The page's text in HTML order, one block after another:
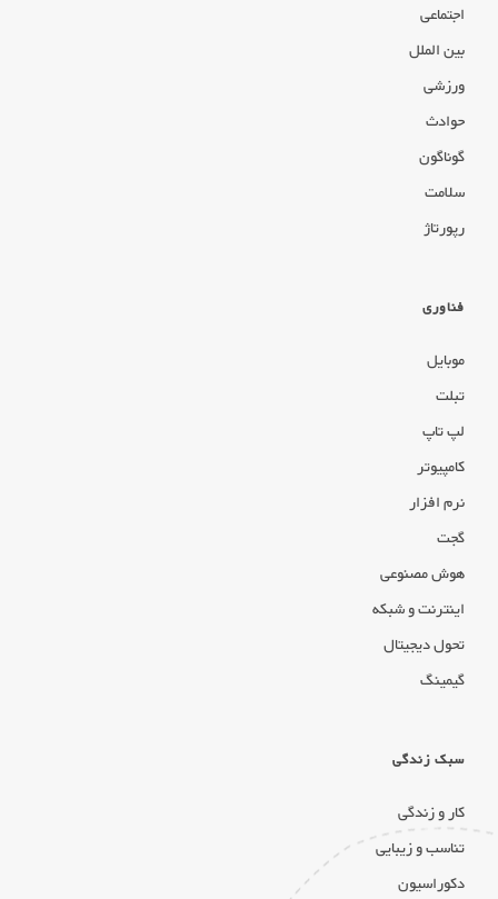
اجتماعی
بین الملل
ورزشی
حوادث
گوناگون
سلامت
رپورتاژ
فناوری
موبایل
تبلت
لپ تاپ
کامپیوتر
نرم افزار
گجت
هوش مصنوعی
اینترنت و شبکه
تحول دیجیتال
گیمینگ
سبک زندگی
کار و زندگی
تناسب و زیبایی
دکوراسیون